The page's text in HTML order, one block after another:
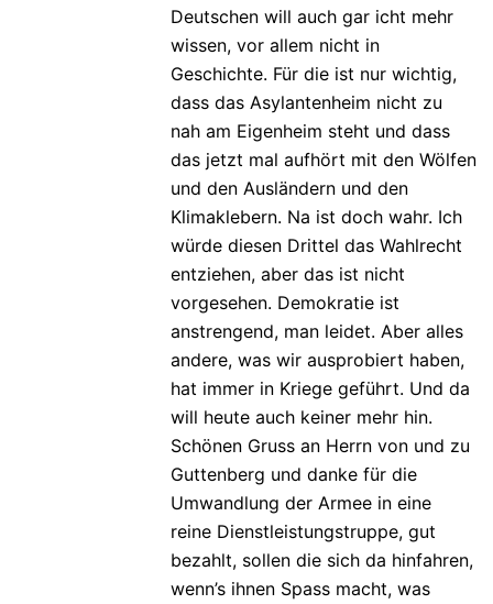
Deutschen will auch gar icht mehr
wissen, vor allem nicht in
Geschichte. Für die ist nur wichtig,
dass das Asylantenheim nicht zu
nah am Eigenheim steht und dass
das jetzt mal aufhört mit den Wölfen
und den Ausländern und den
Klimaklebern. Na ist doch wahr. Ich
würde diesen Drittel das Wahlrecht
entziehen, aber das ist nicht
vorgesehen. Demokratie ist
anstrengend, man leidet. Aber alles
andere, was wir ausprobiert haben,
hat immer in Kriege geführt. Und da
will heute auch keiner mehr hin.
Schönen Gruss an Herrn von und zu
Guttenberg und danke für die
Umwandlung der Armee in eine
reine Dienstleistungstruppe, gut
bezahlt, sollen die sich da hinfahren,
wenn’s ihnen Spass macht, was